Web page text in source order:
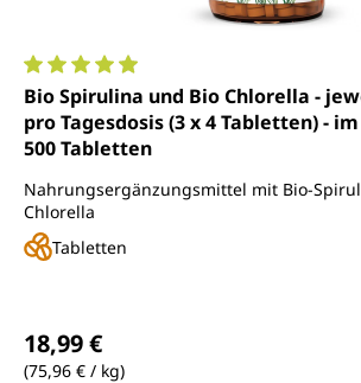
Durchschnittliche Bewertung von 4.9
Bio Spirulina und Bio Chlorella -
pro Tagesdosis (3 x 4 Tabletten) -
500 Tabletten
Nahrungsergänzungsmittel mit Bio-
Chlorella
Tabletten
18,99 €
(75,96 € / kg)